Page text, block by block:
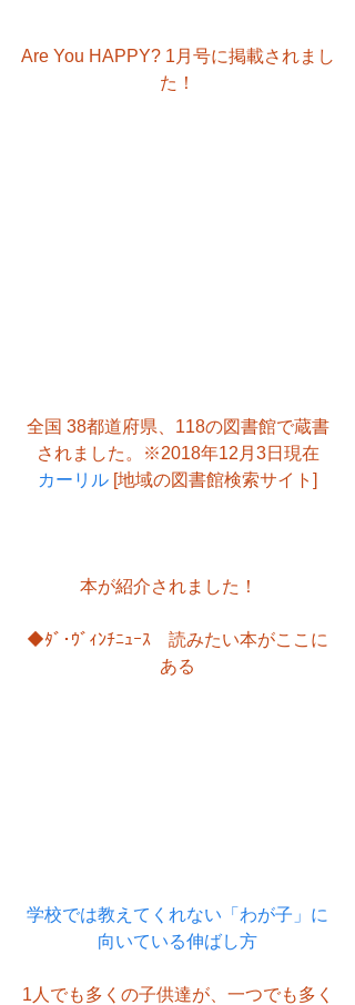
Are You HAPPY? 1月号に掲載されまし
た！
全国 38都道府県、118の図書館で蔵書
されました。※2018年12月3日現在
カーリル [地域の図書館検索サイト]
本が紹介されました！
◆ﾀﾞ･ｳﾞｨﾝﾁﾆｭｰｽ　読みたい本がここに
ある
学校では教えてくれない「わが子」に
向いている伸ばし方
1人でも多くの子供達が、一つでも多く